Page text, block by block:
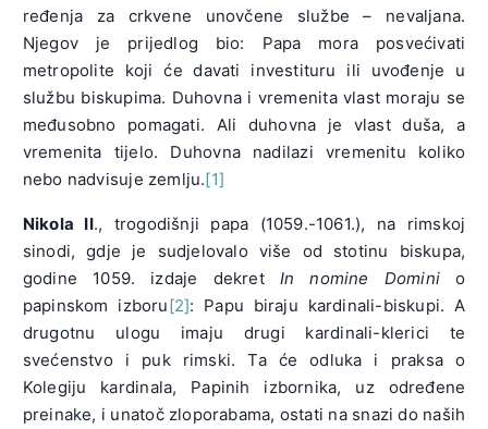
ređenja za crkvene unovčene službe – nevaljana.
Njegov je prijedlog bio: Papa mora posvećivati
metropolite koji će davati investituru ili uvođenje u
službu biskupima. Duhovna i vremenita vlast moraju se
međusobno pomagati. Ali duhovna je vlast duša, a
vremenita tijelo. Duhovna nadilazi vremenitu koliko
nebo nadvisuje zemlju.[1]
Nikola II., trogodišnji papa (1059.-1061.), na rimskoj
sinodi, gdje je sudjelovalo više od stotinu biskupa,
godine 1059. izdaje dekret In nomine Dominio
papinskom izboru[2]: Papu biraju kardinali-biskupi. A
drugotnu ulogu imaju drugi kardinali-klerici te
svećenstvo i puk rimski. Ta će odluka i praksa o
Kolegiju kardinala, Papinih izbornika, uz određene
preinake, i unatoč zloporabama, ostati na snazi do naših